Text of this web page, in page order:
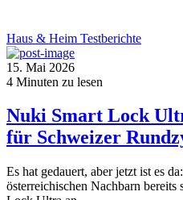
Haus & Heim Testberichte
15. Mai 2026
4 Minuten zu lesen
Nuki Smart Lock
für Schweizer
Es hat gedauert, aber jetzt ist es
österreichischen Nachbarn